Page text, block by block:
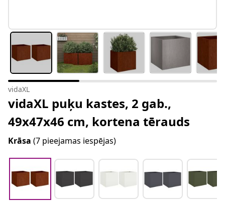
vidaXL
vidaXL puķu kastes, 2 gab.,
49x47x46 cm, kortena tērauds
Krāsa (7 pieejamas iespējas)